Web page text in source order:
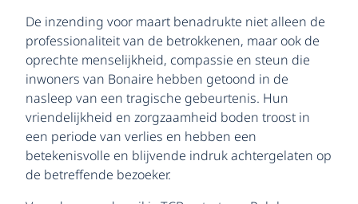
De inzending voor maart benadrukte niet alleen de
professionaliteit van de betrokkenen, maar ook de
oprechte menselijkheid, compassie en steun die
inwoners van Bonaire hebben getoond in de
nasleep van een tragische gebeurtenis. Hun
vriendelijkheid en zorgzaamheid boden troost in
een periode van verlies en hebben een
betekenisvolle en blijvende indruk achtergelaten op
de betreffende bezoeker.